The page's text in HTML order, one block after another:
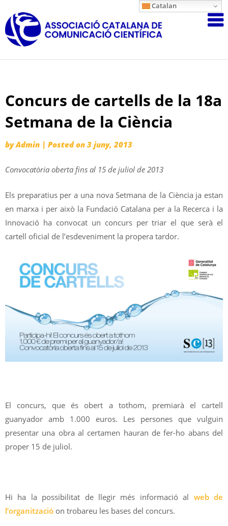
to
content
Associació
Concurs de cartells de la 18a
Setmana de la Ciència
byAdmin | Posted on 3 juny, 2013
Convocatòria oberta fins al 15 de juliol de 2013
Els preparatius per a una nova Setmana de la Ciència ja estan
en marxa i per això la Fundació Catalana per a la Recerca i la
Innovació ha convocat un concurs per triar el que serà el
cartell oficial de l’esdeveniment la propera tardor.
El concurs, que és obert a tothom, premiarà el cartell
guanyador amb 1.000 euros. Les persones que vulguin
presentar una obra al certamen hauran de fer-ho abans del
proper 15 de juliol.
Hi ha la possibilitat de llegir més informació al web de
l’organització on trobareu les bases del concurs.
Catalan